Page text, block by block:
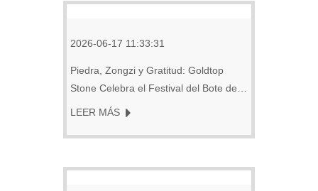
2026-06-17 11:33:31
Piedra, Zongzi y Gratitud: Goldtop
Stone Celebra el Festival del Bote del
LEER MÁS